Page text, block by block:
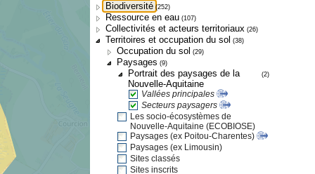
Biodiversité (252)
Ressource en eau (107)
Collectivités et acteurs territoriaux (26)
Territoires et occupation du sol (38)
Occupation du sol (29)
Paysages (9)
Portrait des paysages de la
Nouvelle-Aquitaine
(2)
Vallées principales
Secteurs paysagers
Les socio-écosystèmes de
Nouvelle-Aquitaine (ECOBIOSE)
Paysages (ex Poitou-Charentes)
Paysages (ex Limousin)
Sites classés
Sites inscrits